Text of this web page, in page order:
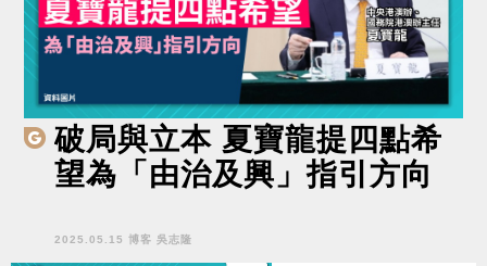
破局與立本 夏寶龍提四點希
望為「由治及興」指引方向
2025.05.15 博客 吳志隆